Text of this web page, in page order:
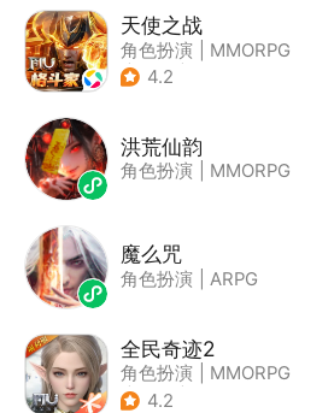
天使之战
角色扮演
MMORPG
| 奇迹
4.2
洪荒仙韵
角色扮演 MMORPG
魔么咒
角色扮演 ARPG
全民奇迹2
角色扮演
MMORPG
| 奇幻
4.2